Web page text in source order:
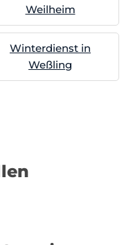
Weilheim
Winterdienst in
Weßling